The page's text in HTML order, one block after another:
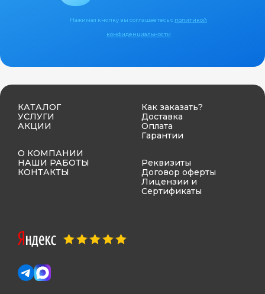
Нажимая кнопку вы соглашаетесь с политикой
конфиденциальности
КАТАЛОГ
УСЛУГИ
АКЦИИ
О КОМПАНИИ
НАШИ РАБОТЫ
КОНТАКТЫ
Как заказать?
Доставка
Оплата
Гарантии
Реквизиты
Договор оферты
Лицензии и
Сертификаты